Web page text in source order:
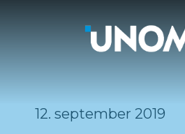
12. september 2019